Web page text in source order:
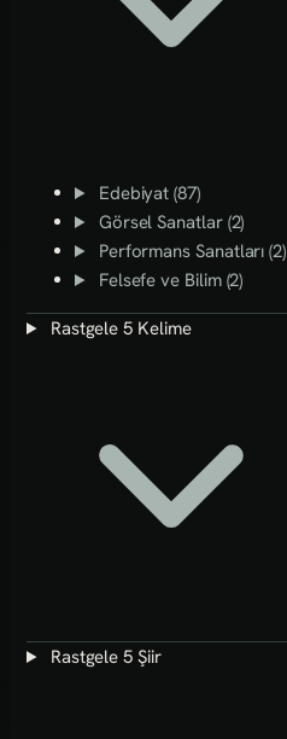
Edebiyat (87)
Görsel Sanatlar (2)
Performans Sanatları (2)
Felsefe ve Bilim (2)
Rastgele 5 Kelime
Rastgele 5 Şiir